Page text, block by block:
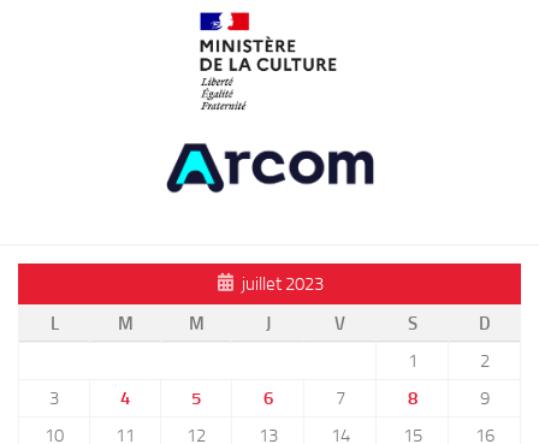
juillet 2023
L
M M J V S
D
1
2
3
4 5 6 7 8
9
10
11 12 13 14 15
16